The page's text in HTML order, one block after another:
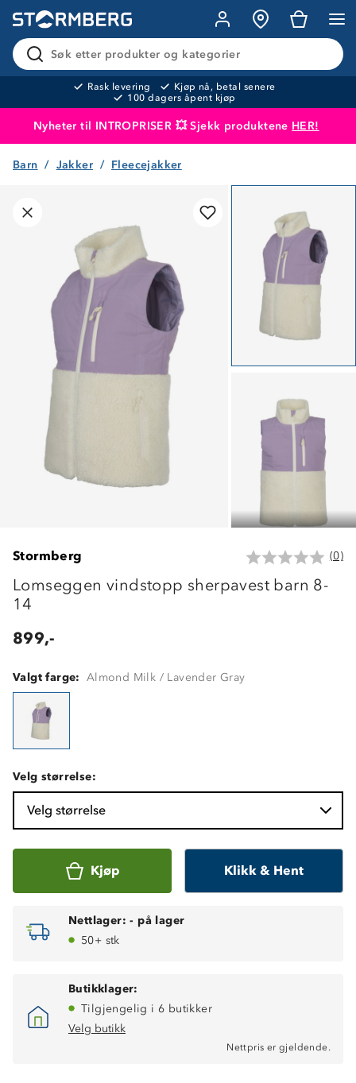
Søk etter produkter og kategorier
Rask levering
Kjøp nå, betal senere
100 dagers åpent kjøp
Nyheter til INTROPRISER 💥 Sjekk produktene HER!
Produktet er lagt i handlekurven
Barn Jakker Fleecejakker
Stormberg (0)
Lomseggen vindstopp sherpavest barn 8-
14
899,-
Valgt farge: Almond Milk / Lavender Gray
Velg størrelse:
Velg størrelse
Kjøp Klikk & Hent
Nettlager: - på lager
50+ stk
Butikklager:
Tilgjengelig i 6 butikker
Velg butikk
Nettpris er gjeldende.